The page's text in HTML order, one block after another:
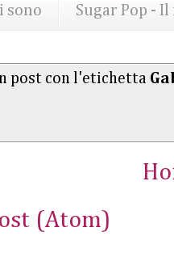
sono Sugar Pop -
post con l'etichetta
(Atom)